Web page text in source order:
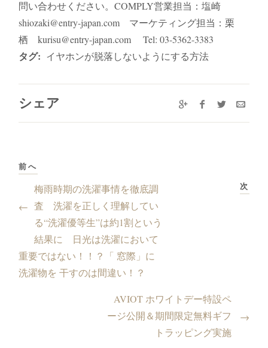
問い合わせください。COMPLY営業担当：塩崎
shiozaki@entry-japan.com マーケティング担当：栗
栖 kurisu@entry-japan.com Tel: 03-5362-3383
タグ: イヤホンが脱落しないようにする方法
シェア
前へ
←
梅雨時期の洗濯事情を徹底調
査 洗濯を正しく理解してい
る“洗濯優等生”は約1割という
結果に 日光は洗濯において
重要ではない！！？「 窓際」に
洗濯物を 干すのは間違い！？
次
AVIOT ホワイトデー特設ペ
ージ公開＆期間限定無料ギフ
トラッピング実施
→